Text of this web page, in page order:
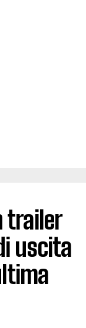
trailer
uscita